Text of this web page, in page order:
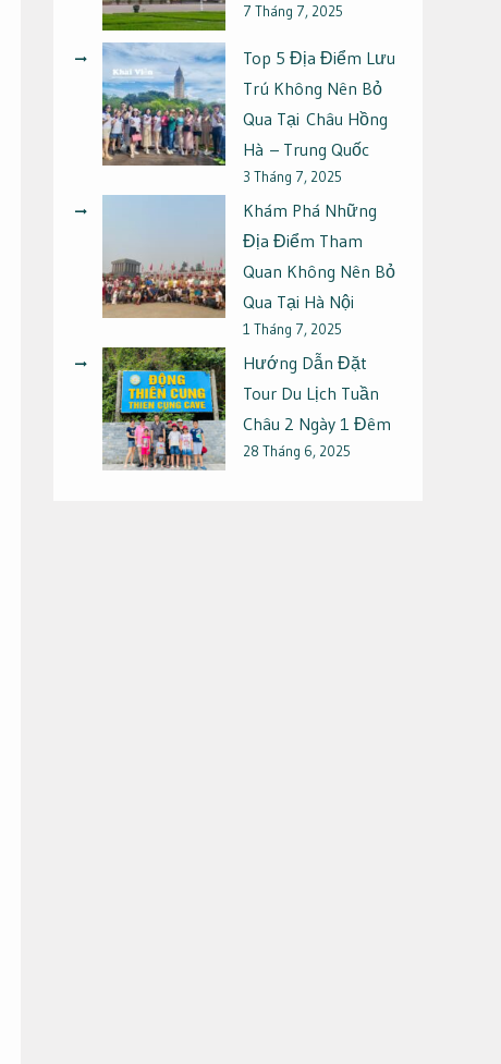
7 Tháng 7, 2025
Top 5 Địa Điểm Lưu
Trú Không Nên Bỏ
Qua Tại Châu Hồng
Hà – Trung Quốc
3 Tháng 7, 2025
Khám Phá Những
Địa Điểm Tham
Quan Không Nên Bỏ
Qua Tại Hà Nội
1 Tháng 7, 2025
Hướng Dẫn Đặt
Tour Du Lịch Tuần
Châu 2 Ngày 1 Đêm
28 Tháng 6, 2025